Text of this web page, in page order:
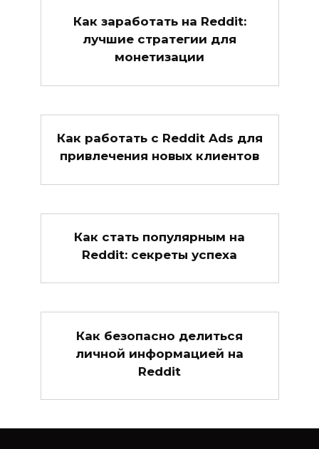
Как заработать на Reddit:
лучшие стратегии для
монетизации
Как работать с Reddit Ads для
привлечения новых клиентов
Как стать популярным на
Reddit: секреты успеха
Как безопасно делиться
личной информацией на
Reddit